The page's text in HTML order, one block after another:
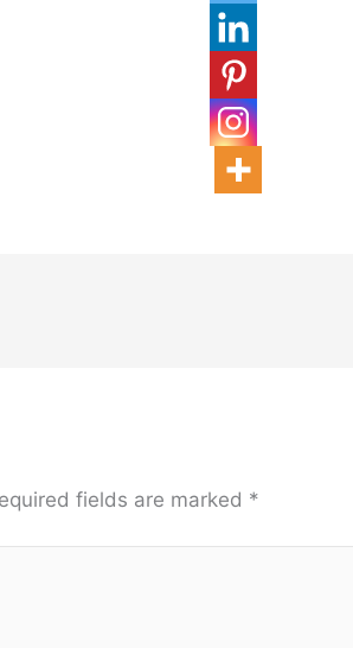
fields are marked *